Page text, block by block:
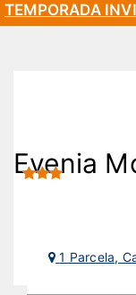
TEMPORADA
Evenia
1 Parcela,